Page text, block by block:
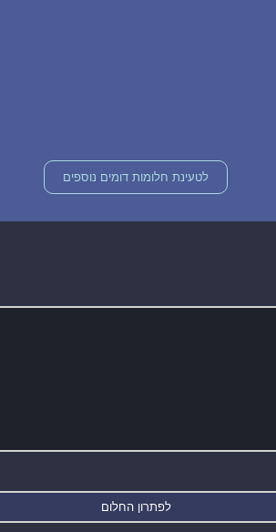
לטעינת חלומות דומים נוספים